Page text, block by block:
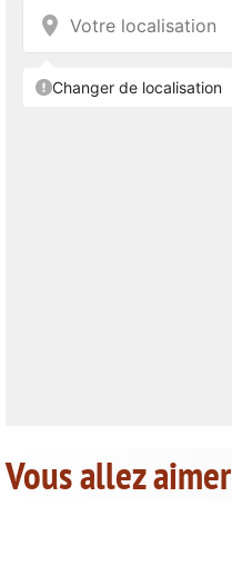
Vous allez aimer